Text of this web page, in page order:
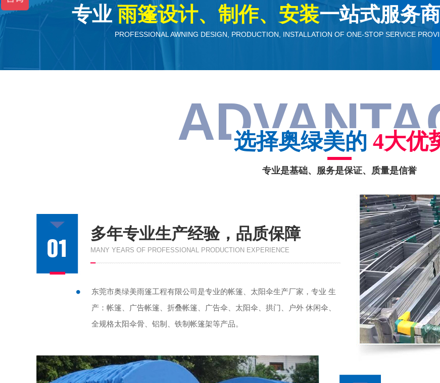
专业雨篷设计、制作、安装一站式服务商
PROFESSIONAL AWNING DESIGN, PRODUCTION, INSTALLATION OF ONE-STOP SERVICE
选择奥绿美的 4大优
专业是基础、服务是保证、质量是信誉
多年专业生产经验，品质保障
MANY YEARS OF PROFESSIONAL PRODUCTION EXPERIENCE
东莞市奥绿美雨篷工程有限公司是专业的帐篷、太阳伞生产厂家，专业 生
产：帐篷、广告帐篷、折叠帐篷、广告伞、太阳伞、拱门、户外 休闲伞、
全规格太阳伞骨、铝制、铁制帐篷架等产品。